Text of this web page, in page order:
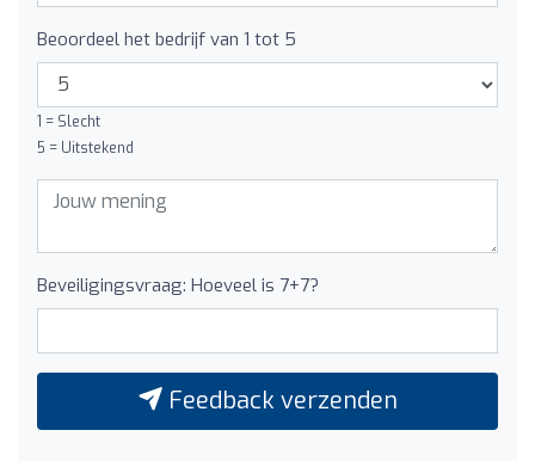
Beoordeel het bedrijf van 1 tot 5
1 = Slecht
5 = Uitstekend
Beveiligingsvraag: Hoeveel is 7+7?
Feedback verzenden